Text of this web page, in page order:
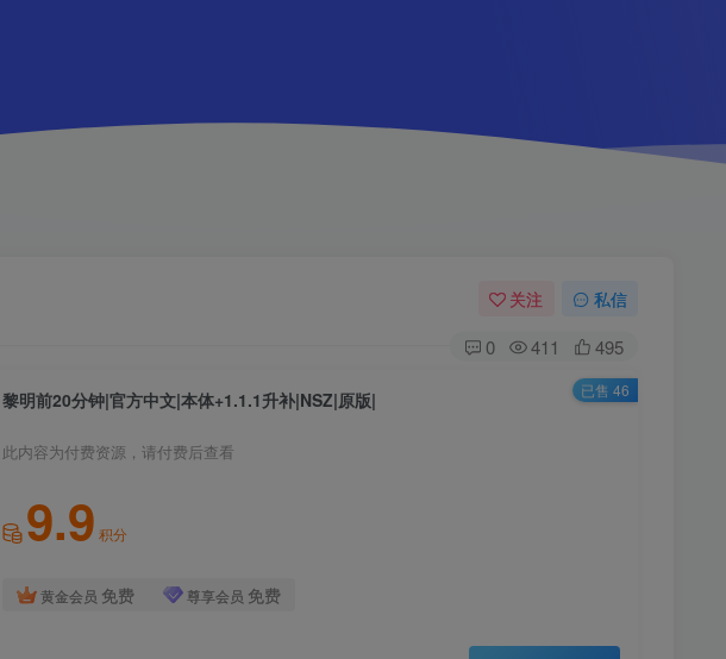
关注 私信
0 411 495
黎明前20分钟|官方中文|本体+1.1.1升补|NSZ|原版|
此内容为付费资源，请付费后查看
9.9 积分
黄金会员 免费 尊享会员 免费
已售 46